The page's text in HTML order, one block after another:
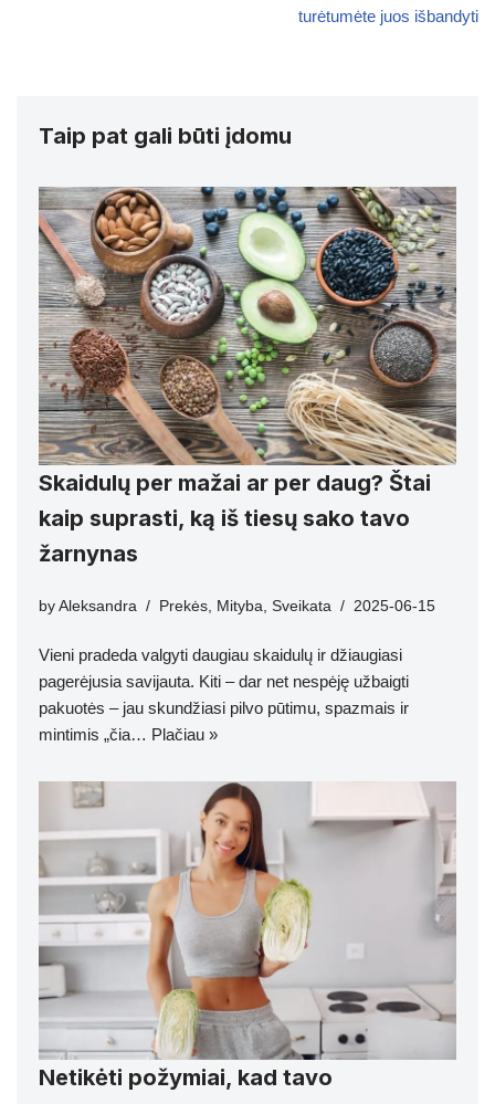
turėtumėte juos išbandyti
Taip pat gali būti įdomu
Skaidulų per mažai ar per daug? Štai
kaip suprasti, ką iš tiesų sako tavo
žarnynas
by Aleksandra Prekės, Mityba, Sveikata 2025-06-15
Vieni pradeda valgyti daugiau skaidulų ir džiaugiasi
pagerėjusia savijauta. Kiti – dar net nespėję užbaigti
pakuotės – jau skundžiasi pilvo pūtimu, spazmais ir
mintimis „čia… Plačiau »
Netikėti požymiai, kad tavo